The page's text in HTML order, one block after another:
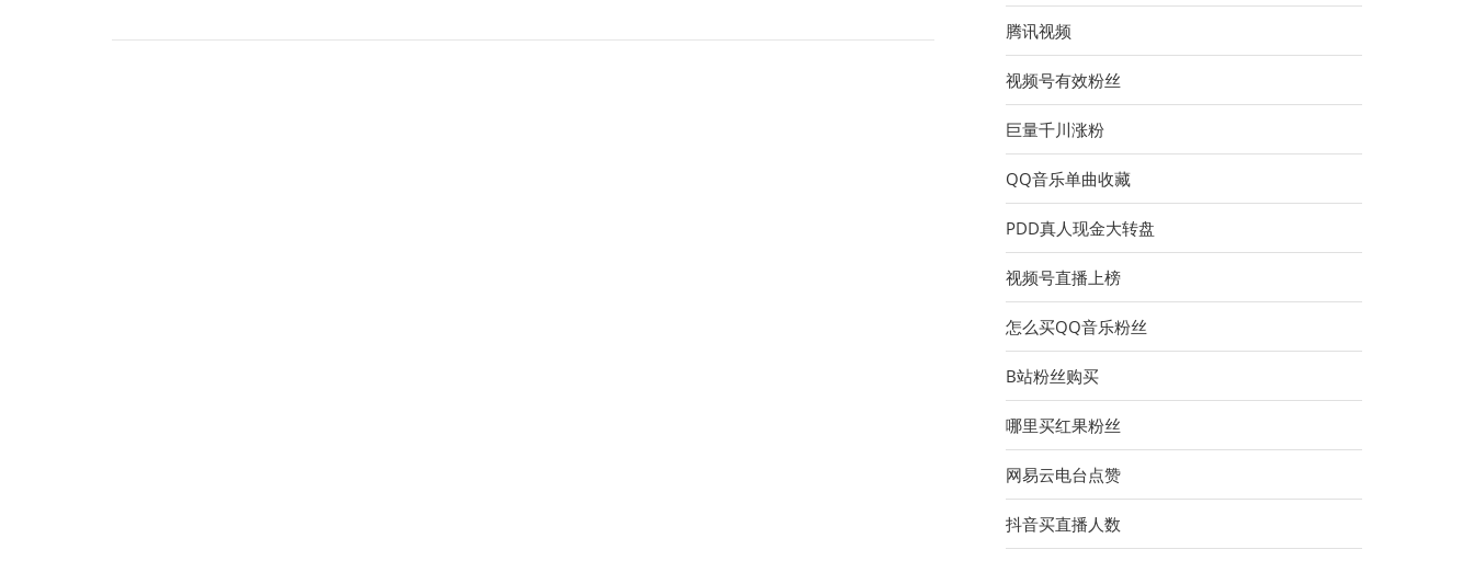
导
腾讯视频
视频号有效粉丝
巨量千川涨粉
QQ音乐单曲收藏
PDD真人现金大转盘
视频号直播上榜
怎么买QQ音乐粉丝
B站粉丝购买
哪里买红果粉丝
网易云电台点赞
抖音买直播人数